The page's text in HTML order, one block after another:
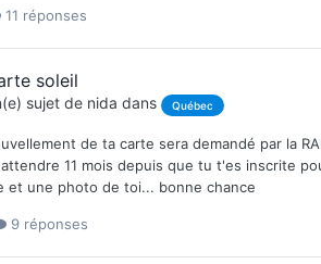
11 réponses
soleil
sujet de nida dans Québec
de ta carte sera demandé par la
11 mois depuis que tu t'es inscrite
et une photo de toi... bonne chance
9 réponses